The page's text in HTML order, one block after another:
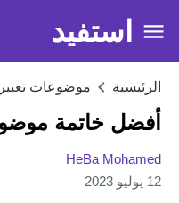
استفيد
الرئيسية موضوعات
أفضل خاتمة موضوع
HeBa Mohamed
12 يوليو 2023